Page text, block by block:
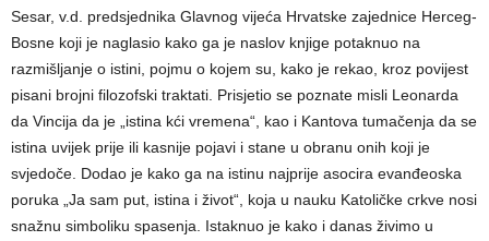
Sesar, v.d. predsjednika Glavnog vijeća Hrvatske zajednice Herceg-
Bosne koji je naglasio kako ga je naslov knjige potaknuo na
razmišljanje o istini, pojmu o kojem su, kako je rekao, kroz povijest
pisani brojni filozofski traktati. Prisjetio se poznate misli Leonarda
da Vincija da je „istina kći vremena“, kao i Kantova tumačenja da se
istina uvijek prije ili kasnije pojavi i stane u obranu onih koji je
svjedoče. Dodao je kako ga na istinu najprije asocira evanđeoska
poruka „Ja sam put, istina i život“, koja u nauku Katoličke crkve nosi
snažnu simboliku spasenja. Istaknuo je kako i danas živimo u